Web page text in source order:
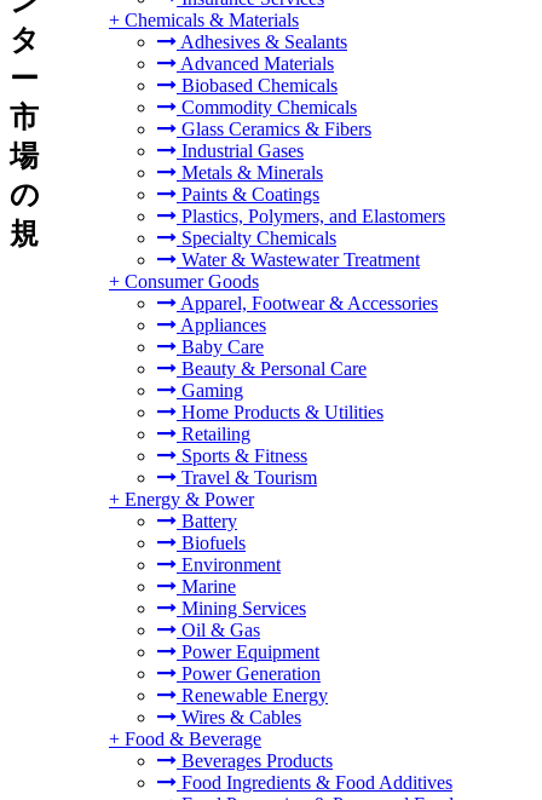
+ Chemicals & Materials
Adhesives & Sealants
Advanced Materials
Biobased Chemicals
Commodity Chemicals
Glass Ceramics & Fibers
Industrial Gases
Metals & Minerals
Paints & Coatings
Plastics, Polymers, and Elastomers
Specialty Chemicals
Water & Wastewater Treatment
+ Consumer Goods
Apparel, Footwear & Accessories
Appliances
Baby Care
Beauty & Personal Care
Gaming
Home Products & Utilities
Retailing
Sports & Fitness
Travel & Tourism
+ Energy & Power
Battery
Biofuels
Environment
Marine
Mining Services
Oil & Gas
Power Equipment
Power Generation
Renewable Energy
Wires & Cables
+ Food & Beverage
Beverages Products
Food Ingredients & Food Additives
タ
ー
市
場
の
規